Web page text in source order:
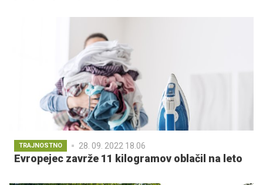
TRAJNOSTNO 28. 09. 2022 18.06
Evropejec zavrže 11 kilogramov oblačil na leto